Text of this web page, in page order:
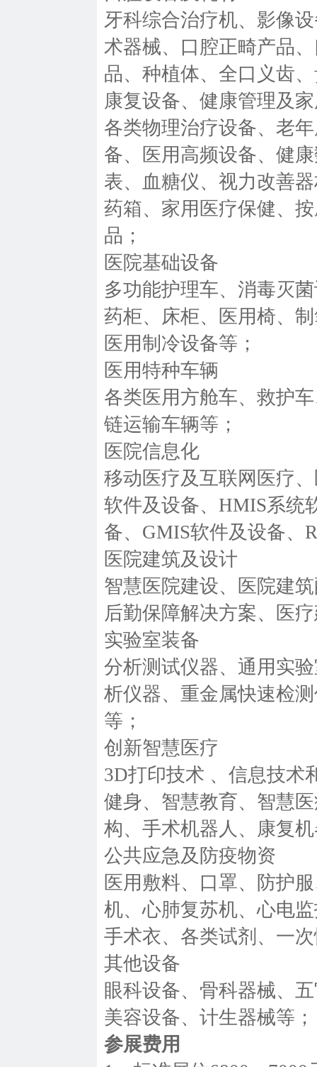
牙科综合治疗机、影像
术器械、口腔正畸产品
品、种植体、全口义齿
康复设备、健康管理及
各类物理治疗设备、老
备、医用高频设备、健
表、血糖仪、视力改善
药箱、家用医疗保健、
品；
医院基础设备
多功能护理车、消毒灭
药柜、床柜、医用椅、
医用制冷设备等；
医用特种车辆
各类医用方舱车、救护
链运输车辆等；
医院信息化
移动医疗及互联网医疗
软件及设备、HMIS系统
备、GMIS软件及设备、
医院建筑及设计
智慧医院建设、医院建
后勤保障解决方案、医
实验室装备
分析测试仪器、通用实
析仪器、重金属快速检
等；
创新智慧医疗
3D打印技术 、信息技术
健身、智慧教育、智慧
构、手术机器人、康复
公共应急及防疫物资
医用敷料、口罩、防护
机、心肺复苏机、心电
手术衣、各类试剂、一
其他设备
眼科设备、骨科器械、
美容设备、计生器械等；
参展费用